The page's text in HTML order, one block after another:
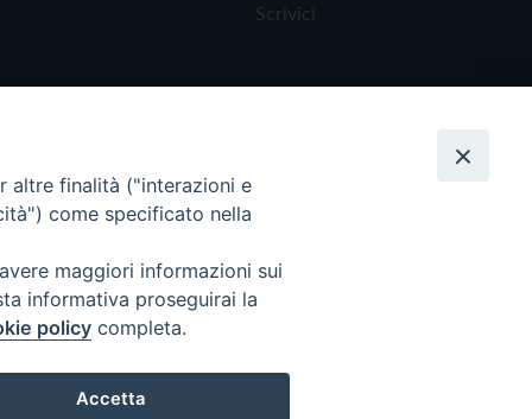
Scrivici
altre finalità ("interazioni e
come specificato nella
maggiori informazioni sui
informativa proseguirai la
policy completa.
Accetta